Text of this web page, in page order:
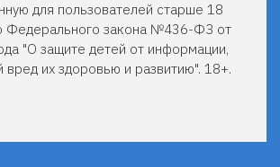
для пользователей старше 18
Федерального закона №436-ФЗ от
"О защите детей от информации,
их здоровью и развитию". 18+.